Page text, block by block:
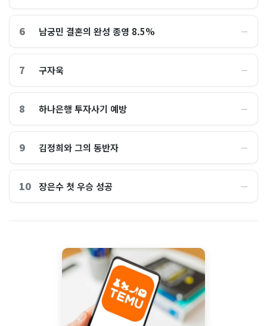
6 남궁민 결혼의 완성 종영 8.5% ―
7 구자욱 ―
8 하나은행 투자사기 예방 ―
9 김정희와 그의 동반자 ―
10 장은수 첫 우승 성공 ―